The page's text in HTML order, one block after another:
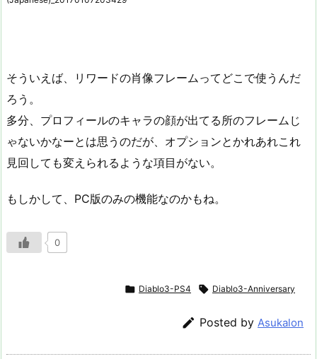
そういえば、リワードの肖像フレームってどこで使うんだ
ろう。
多分、プロフィールのキャラの顔が出てる所のフレームじ
ゃないかなーとは思うのだが、オプションとかれあれこれ
見回しても変えられるような項目がない。
もしかして、PC版のみの機能なのかもね。
0
 Diablo3-PS4  Diablo3-Anniversary
 Posted by Asukalon